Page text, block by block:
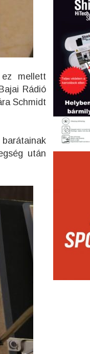
mellett
Rádió
Schmidt
után